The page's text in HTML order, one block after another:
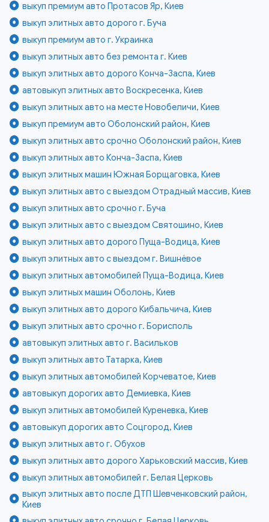
выкуп премиум авто Протасов Яр, Киев
выкуп элитных авто дорого г. Буча
выкуп премиум авто г. Украинка
выкуп элитных авто без ремонта г. Киев
выкуп элитных авто дорого Конча-Заспа, Киев
автовыкуп элитных авто Воскресенка, Киев
выкуп элитных авто на месте Новобеличи, Киев
выкуп премиум авто Оболонский район, Киев
выкуп элитных авто срочно Оболонский район, Киев
выкуп элитных авто Конча-Заспа, Киев
выкуп элитных машин Южная Борщаговка, Киев
выкуп элитных авто с выездом Отрадный массив, Киев
выкуп элитных авто срочно г. Буча
выкуп элитных авто с выездом Святошино, Киев
выкуп элитных авто дорого Пуща-Водица, Киев
выкуп элитных авто с выездом г. Вишнёвое
выкуп элитных автомобилей Пуща-Водица, Киев
выкуп элитных машин Оболонь, Киев
выкуп элитных авто дорого Кибальчича, Киев
выкуп элитных авто срочно г. Борисполь
автовыкуп элитных авто г. Васильков
выкуп элитных авто Татарка, Киев
выкуп элитных автомобилей Корчеватое, Киев
автовыкуп дорогих авто Демиевка, Киев
выкуп элитных автомобилей Куреневка, Киев
автовыкуп дорогих авто Соцгород, Киев
выкуп элитных авто г. Обухов
выкуп элитных авто дорого Харьковский массив, Киев
выкуп элитных автомобилей г. Белая Церковь
выкуп элитных авто после ДТП Шевченковский район,
Киев